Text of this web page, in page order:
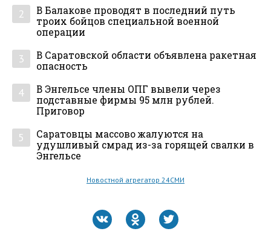
2
В Балакове проводят в последний путь
троих бойцов специальной военной
операции
3
В Саратовской области объявлена ракетная
опасность
4
В Энгельсе члены ОПГ вывели через
подставные фирмы 95 млн рублей.
Приговор
5
Саратовцы массово жалуются на
удушливый смрад из-за горящей свалки в
Энгельсе
Новостной агрегатор 24СМИ